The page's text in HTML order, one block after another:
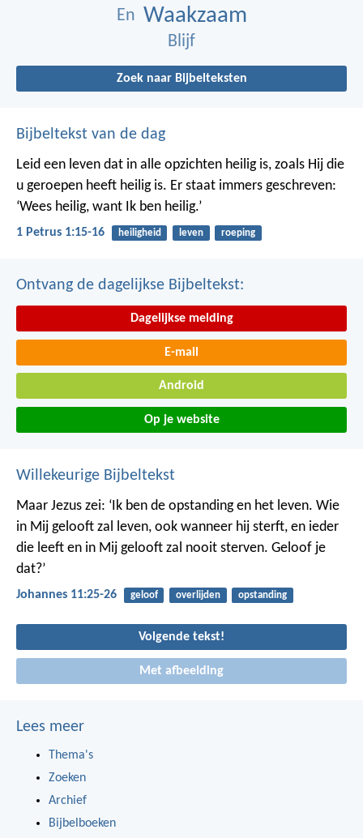
En Waakzaam
Blijf
Zoek naar Bijbelteksten
Bijbeltekst van de dag
Leid een leven dat in alle opzichten heilig is, zoals Hij die
u geroepen heeft heilig is. Er staat immers geschreven:
‘Wees heilig, want Ik ben heilig.’
1 Petrus 1:15-16 heiligheid leven roeping
Ontvang de dagelijkse Bijbeltekst:
Dagelijkse melding
E-mail
Android
Op je website
Willekeurige Bijbeltekst
Maar Jezus zei: ‘Ik ben de opstanding en het leven. Wie
in Mij gelooft zal leven, ook wanneer hij sterft, en ieder
die leeft en in Mij gelooft zal nooit sterven. Geloof je
dat?’
Johannes 11:25-26 geloof overlijden opstanding
Volgende tekst!
Met afbeelding
Lees meer
Thema's
Zoeken
Archief
Bijbelboeken